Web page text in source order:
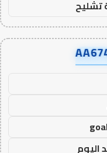
تشليح
اليوم